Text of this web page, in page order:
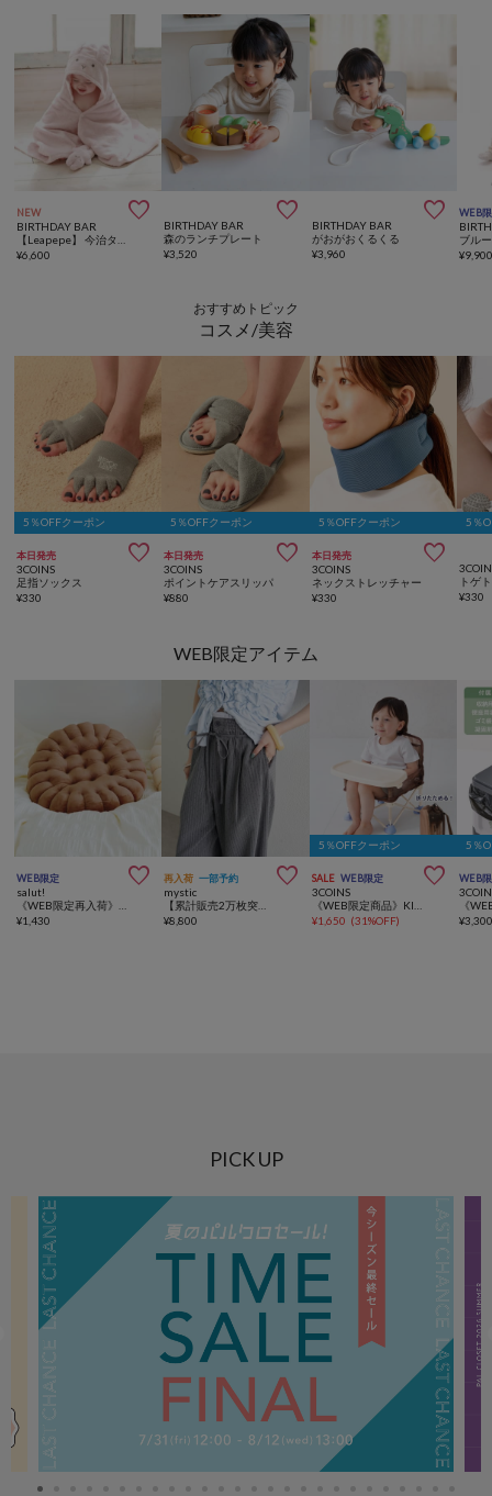
NEW 
BIRTHDAY BAR
【Leapepe】 今治タオル フード付バスタオル
¥6,600

BIRTHDAY BAR
森のランチプレート
¥3,520

BIRTHDAY BAR
がおがおくるくる
¥3,960
WEB
¥
おすすめトピック
コスメ/美容
5％OFFクーポン
本日発売 
3COINS
足指ソックス
¥330
5％OFFクーポン
本日発売 
3COINS
ポイントケアスリッパ
¥880
5％OFFクーポン
本日発売 
3COINS
ネックストレッチャー
¥330
5％
¥330
WEB限定アイテム
WEB限定 
salut!
¥1,430
再入荷 一部予約 
mystic
¥8,800
5％OFFクーポン
SALE WEB限定 
3COINS
¥1,650 (31%OFF)
5％
WEB
¥
PICK UP